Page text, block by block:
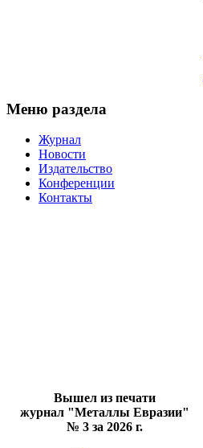
Меню раздела
Журнал
Новости
Издательство
Конференции
Контакты
Вышел из печати
журнал "Металлы Евразии"
№ 3 за 2026 г.